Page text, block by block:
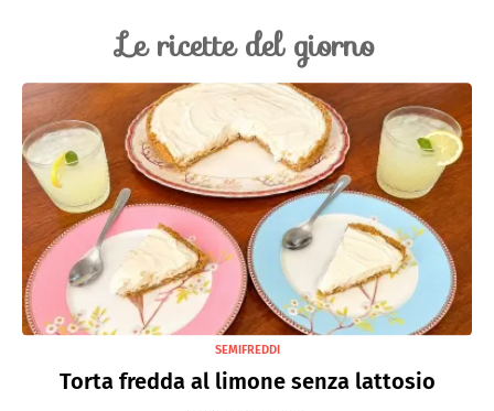
Le ricette del giorno
SEMIFREDDI
Torta fredda al limone senza lattosio